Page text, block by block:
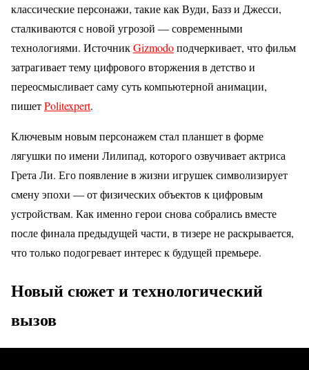
классические персонажи, такие как Вуди, Базз и Джесси,
сталкиваются с новой угрозой — современными
технологиями. ИсточникGizmodoподчеркивает, что фильм
затрагивает тему цифрового вторжения в детство и
переосмысливает саму суть компьютерной анимации,
пишетPolitexpert.
Ключевым новым персонажем стал планшет в форме
лягушки по имени Лилипад, которого озвучивает актриса
Грета Ли. Его появление в жизни игрушек символизирует
смену эпохи — от физических объектов к цифровым
устройствам. Как именно герои снова собрались вместе
после финала предыдущей части, в тизере не раскрывается,
что только подогревает интерес к будущей премьере.
Новый сюжет и технологический
вызов